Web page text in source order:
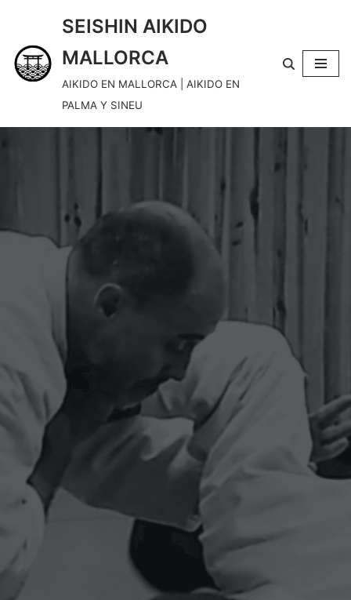
Saltar
al
contenido
SEISHIN AIKIDO
MALLORCA
AIKIDO EN MALLORCA | AIKIDO EN
PALMA Y SINEU